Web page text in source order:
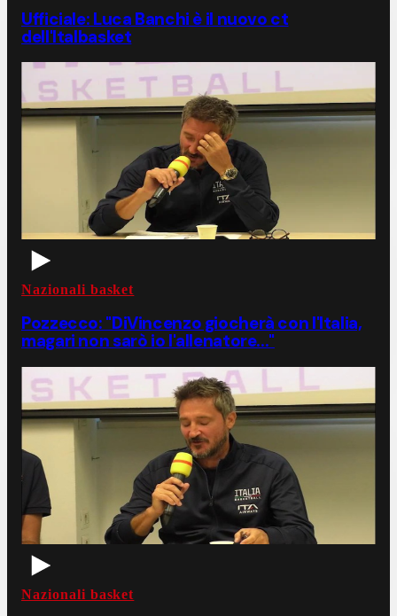
Ufficiale: Luca Banchi è il nuovo ct
dell'Italbasket
Nazionali basket
Pozzecco: "DiVincenzo giocherà con l'Italia,
magari non sarò io l'allenatore..."
Nazionali basket